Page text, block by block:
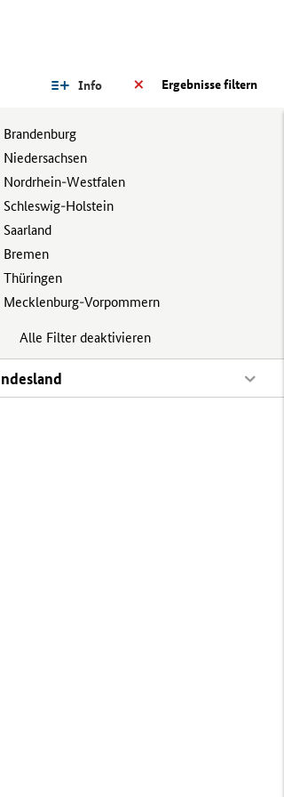
Ergebnisse filtern
Info
Brandenburg
Niedersachsen
Nordrhein-Westfalen
Schleswig-Holstein
Saarland
Bremen
Thüringen
Mecklenburg-Vorpommern
Alle Filter deaktivieren